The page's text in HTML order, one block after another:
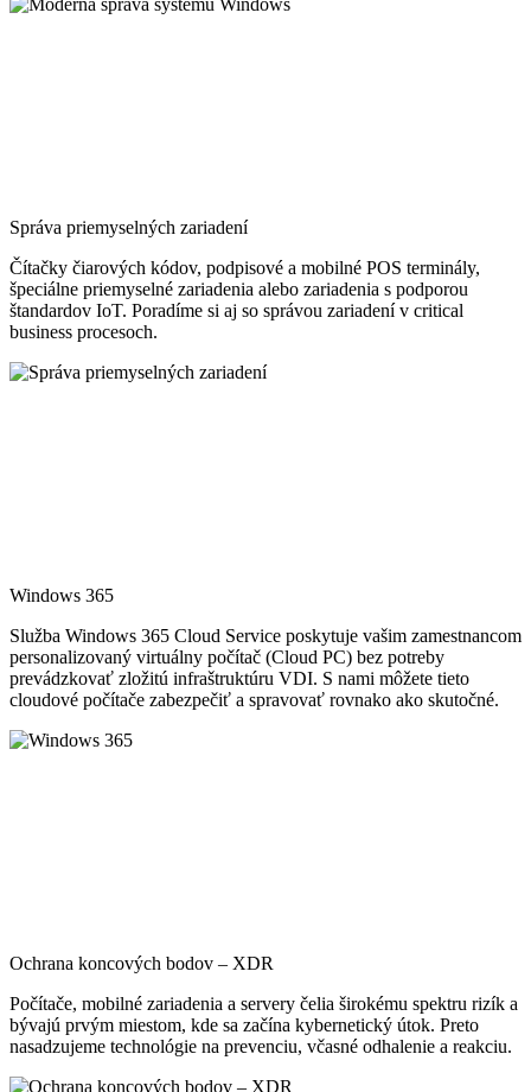
Správa priemyselných zariadení
Čítačky čiarových kódov, podpisové a mobilné POS terminály,
špeciálne priemyselné zariadenia alebo zariadenia s podporou
štandardov IoT. Poradíme si aj so správou zariadení v critical
business procesoch.
Windows 365
Služba Windows 365 Cloud Service poskytuje vašim zamestnancom
personalizovaný virtuálny počítač (Cloud PC) bez potreby
prevádzkovať zložitú infraštruktúru VDI. S nami môžete tieto
cloudové počítače zabezpečiť a spravovať rovnako ako skutočné.
Ochrana koncových bodov – XDR
Počítače, mobilné zariadenia a servery čelia širokému spektru rizík a
bývajú prvým miestom, kde sa začína kybernetický útok. Preto
nasadzujeme technológie na prevenciu, včasné odhalenie a reakciu.